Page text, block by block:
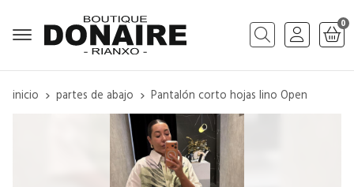
Buscar
0
inicio partes de abajo Pantalón corto hojas lino Open